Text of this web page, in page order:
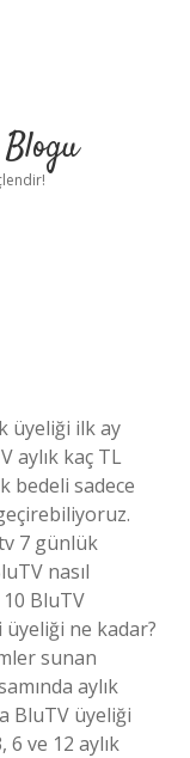
üyeliği ilk ay
aylık kaç TL
bedeli sadece
7 günlük
nasıl
BluTV
ne kadar?
sunan
aylık
BluTV üyeliği
6 ve 12 aylık